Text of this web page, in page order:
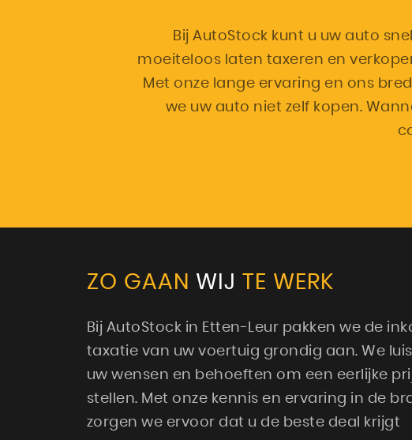
Bij AutoStock kunt u uw auto
moeiteloos laten taxeren en
Met onze lange ervaring en ons
we uw auto niet zelf kopen.
ZO GAAN WIJ TE WERK
Bij AutoStock in Etten-Leur pakken we de
taxatie van uw voertuig grondig aan. We
uw wensen en behoeften om een eerlijke
stellen. Met onze kennis en ervaring in de
zorgen we ervoor dat u de beste deal krijgt